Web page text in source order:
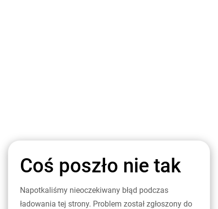
Coś poszło nie tak
Napotkaliśmy nieoczekiwany błąd podczas
ładowania tej strony. Problem został zgłoszony do